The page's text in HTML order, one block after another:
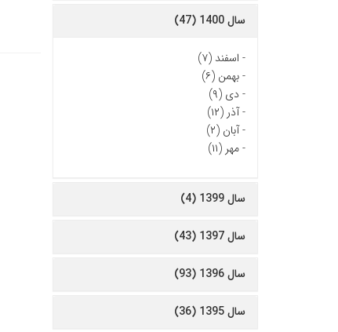
سال 1400 (47)
- اسفند (۷)
-بهمن (۶)
- دی (۹)
-آذر (۱۲)
-آبان (۲)
-مهر (۱۱)
سال 1399 (4)
سال 1397 (43)
سال 1396 (93)
سال 1395 (36)